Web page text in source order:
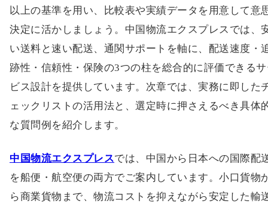
以上の基準を用い、比較表や実績データを用意して意
決定に活かしましょう。中国物流エクスプレスでは、
い送料と速い配送、通関サポートを軸に、配送速度・
跡性・信頼性・保険の3つの柱を総合的に評価できる
ビス設計を提供しています。次章では、実務に即した
ェックリストの活用法と、選定時に押さえるべき具体
な質問例を紹介します。
中国物流エクスプレスでは、中国から日本への国際配
を船便・航空便の両方でご案内しています。小口貨物
ら商業貨物まで、物流コストを抑えながら安定した輸